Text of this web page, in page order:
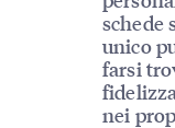
schede
unico
farsi
nei